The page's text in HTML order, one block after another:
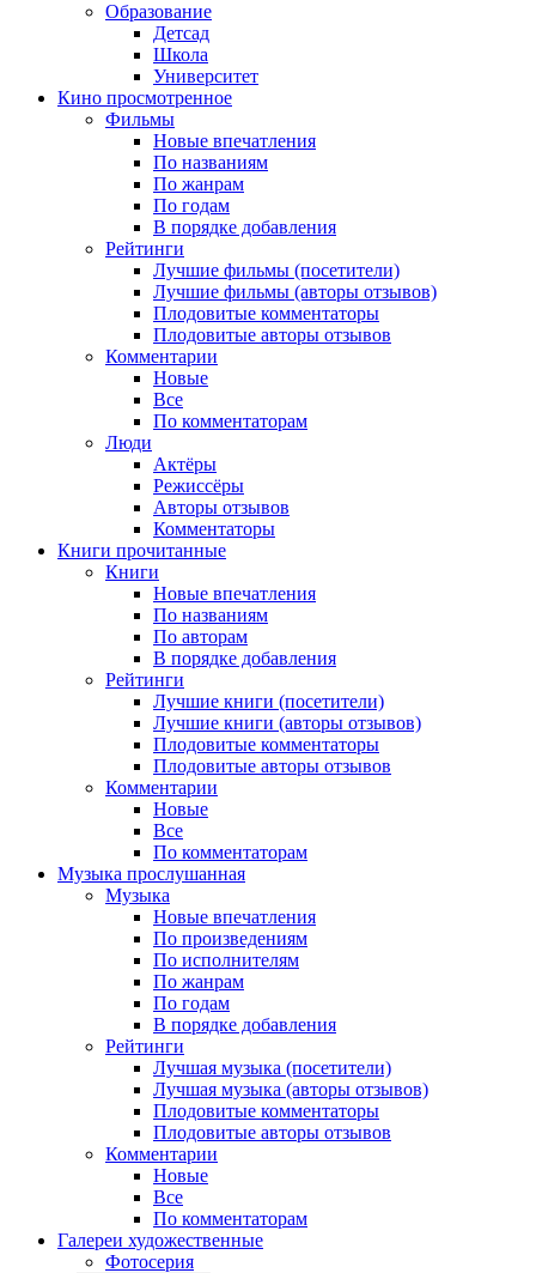
Образование
Детсад
Школа
Университет
Кино просмотренное
Фильмы
Новые впечатления
По названиям
По жанрам
По годам
В порядке добавления
Рейтинги
Лучшие фильмы (посетители)
Лучшие фильмы (авторы отзывов)
Плодовитые комментаторы
Плодовитые авторы отзывов
Комментарии
Новые
Все
По комментаторам
Люди
Актёры
Режиссёры
Авторы отзывов
Комментаторы
Книги прочитанные
Книги
Новые впечатления
По названиям
По авторам
В порядке добавления
Рейтинги
Лучшие книги (посетители)
Лучшие книги (авторы отзывов)
Плодовитые комментаторы
Плодовитые авторы отзывов
Комментарии
Новые
Все
По комментаторам
Музыка прослушанная
Музыка
Новые впечатления
По произведениям
По исполнителям
По жанрам
По годам
В порядке добавления
Рейтинги
Лучшая музыка (посетители)
Лучшая музыка (авторы отзывов)
Плодовитые комментаторы
Плодовитые авторы отзывов
Комментарии
Новые
Все
По комментаторам
Галереи художественные
Фотосерия